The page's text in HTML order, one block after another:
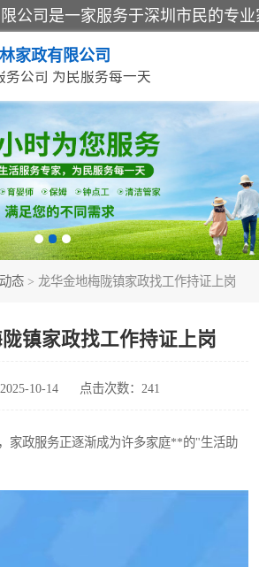
家政有限公司
务公司 为民服务每一天
态 > 龙华金地梅陇镇家政找工作持证上岗
镇家政找工作持证上岗
10-14 点击次数：241
家政服务正逐渐成为许多家庭**的"生活助